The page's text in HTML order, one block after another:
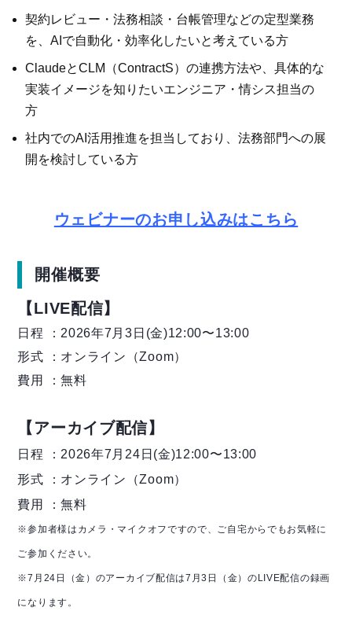
契約レビュー・法務相談・台帳管理などの定型業務
を、AIで自動化・効率化したいと考えている方
ClaudeとCLM（ContractS）の連携方法や、具体的な
実装イメージを知りたいエンジニア・情シス担当の
方
社内でのAI活用推進を担当しており、法務部門への展
開を検討している方
ウェビナーのお申し込みはこちら
開催概要
【LIVE配信】
日程 ：2026年7月3日(金)12:00〜13:00
形式 ：オンライン（Zoom）
費用 ：無料
【アーカイブ配信】
日程 ：2026年7月24日(金)12:00〜13:00
形式 ：オンライン（Zoom）
費用 ：無料
※参加者様はカメラ・マイクオフですので、ご自宅からでもお気軽に
ご参加ください。
※7月24日（金）のアーカイブ配信は7月3日（金）のLIVE配信の録画
になります。